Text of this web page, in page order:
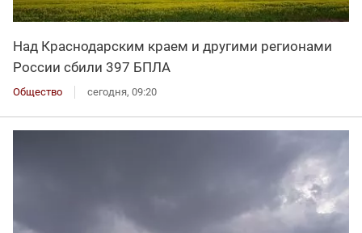
Над Краснодарским краем и другими регионами
России сбили 397 БПЛА
Общество сегодня, 09:20